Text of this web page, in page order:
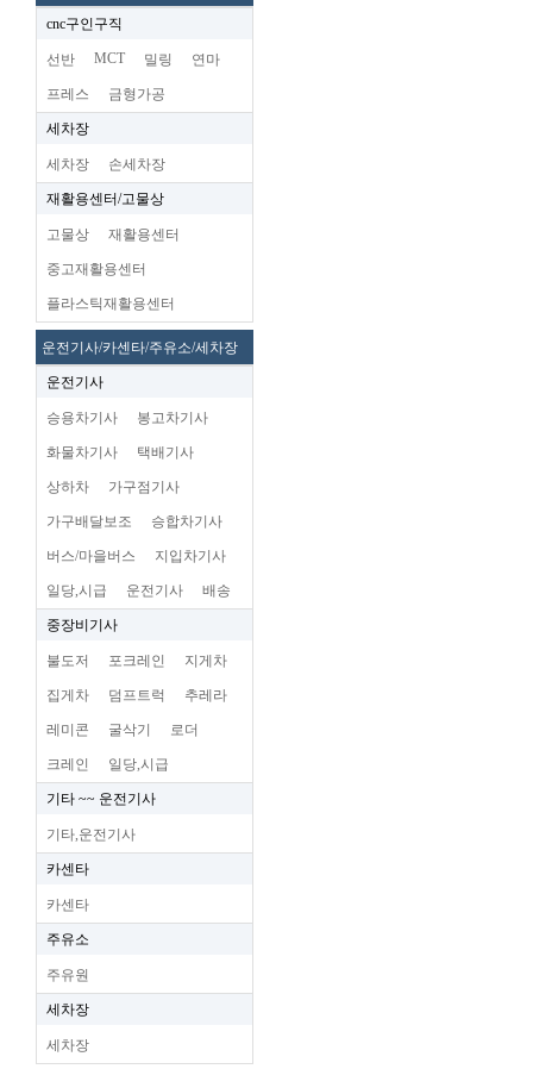
cnc구인구직
선반 MCT 밀링 연마
프레스 금형가공
세차장
세차장 손세차장
재활용센터/고물상
고물상 재활용센터
중고재활용센터
플라스틱재활용센터
운전기사/카센타/주유소/세차장
운전기사
승용차기사 봉고차기사
화물차기사 택배기사
상하차 가구점기사
가구배달보조 승합차기사
버스/마을버스 지입차기사
일당,시급 운전기사 배송
중장비기사
불도저 포크레인 지게차
집게차 덤프트럭 추레라
레미콘 굴삭기 로더
크레인 일당,시급
기타 ~~ 운전기사
기타,운전기사
카센타
카센타
주유소
주유원
세차장
세차장